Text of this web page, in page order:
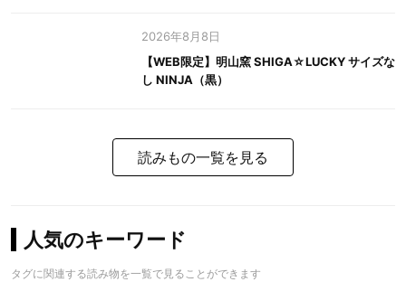
2026年8月8日
【WEB限定】明山窯 SHIGA☆LUCKY サイズな
し NINJA（黒）
読みもの一覧を見る
人気のキーワード
タグに関連する読み物を一覧で見ることができます